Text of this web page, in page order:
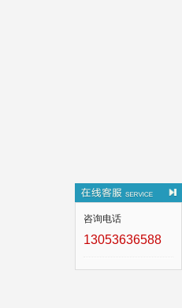
咨询电话
13053636588